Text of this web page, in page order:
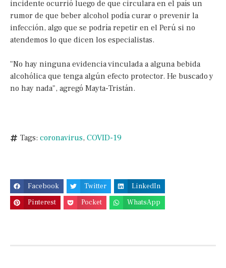
incidente ocurrió luego de que circulara en el país un
rumor de que beber alcohol podía curar o prevenir la
infección, algo que se podría repetir en el Perú si no
atendemos lo que dicen los especialistas.
"No hay ninguna evidencia vinculada a alguna bebida
alcohólica que tenga algún efecto protector. He buscado y
no hay nada", agregó Mayta-Tristán.
Tags: coronavirus, COVID-19
Facebook Twitter
LinkedIn
Pinterest
Pocket WhatsApp